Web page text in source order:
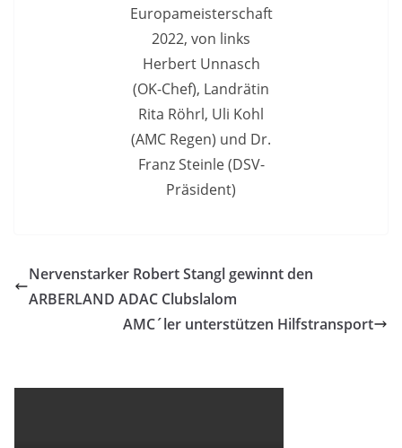
Europameisterschaft
2022, von links
Herbert Unnasch
(OK-Chef), Landrätin
Rita Röhrl, Uli Kohl
(AMC Regen) und Dr.
Franz Steinle (DSV-
Präsident)
Nervenstarker Robert Stangl gewinnt den
ARBERLAND ADAC Clubslalom
AMC´ler unterstützen Hilfstransport